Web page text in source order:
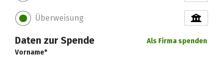
Überweisung
Daten zur Spende
Als Firma spenden
Vorname*